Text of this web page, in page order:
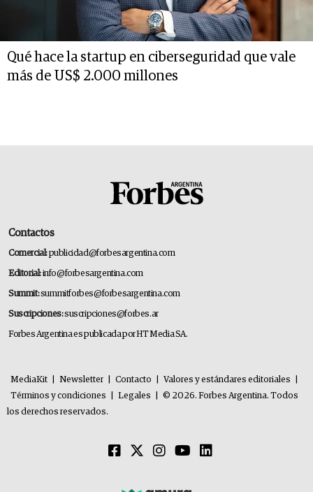
Qué hace la startup en ciberseguridad que vale
más de US$ 2.000 millones
Contactos
Comercial:publicidad@forbesargentina.com
Editorial:info@forbesargentina.com
Summit:summitforbes@forbesargentina.com
Suscripciones:suscripciones@forbes.ar
Forbes Argentina es publicada por HT Media SA.
MediaKit Newsletter Contacto Valores y estándares editoriales
Términos y condiciones
Legales
© 2026. Forbes Argentina. Todos
los derechos reservados.